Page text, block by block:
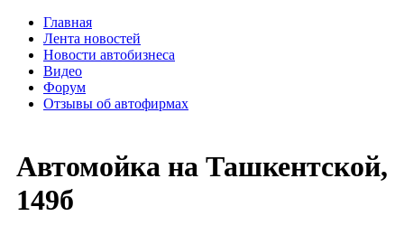
Главная
Лента новостей
Новости автобизнеса
Видео
Форум
Отзывы об автофирмах
Автомойка на Ташкентской,
149б